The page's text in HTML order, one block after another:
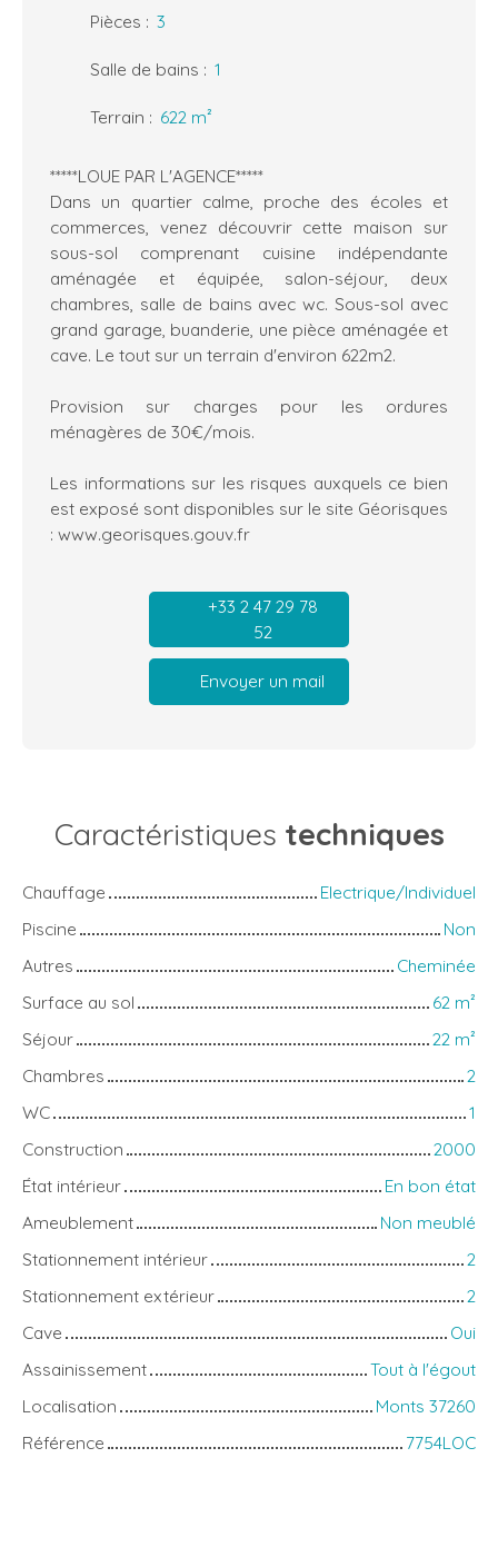
Pièces : 3
Salle de bains : 1
Terrain : 622 m²
*****LOUE PAR L'AGENCE*****
Dans un quartier calme, proche des écoles et
commerces, venez découvrir cette maison sur
sous-sol comprenant cuisine indépendante
aménagée et équipée, salon-séjour, deux
chambres, salle de bains avec wc. Sous-sol avec
grand garage, buanderie, une pièce aménagée et
cave. Le tout sur un terrain d'environ 622m2.
Provision sur charges pour les ordures
ménagères de 30€/mois.
Les informations sur les risques auxquels ce bien
est exposé sont disponibles sur le site Géorisques
: www.georisques.gouv.fr
+33 2 47 29 78
52
Envoyer un mail
Caractéristiques techniques
Chauffage
Electrique/Individuel
Piscine
Non
Autres
Cheminée
Surface au sol
62 m²
Séjour
22 m²
Chambres
2
WC
1
Construction
2000
État intérieur
En bon état
Ameublement
Non meublé
Stationnement intérieur
2
Stationnement extérieur
2
Cave
Oui
Assainissement
Tout à l'égout
Localisation
Monts 37260
Référence
7754LOC